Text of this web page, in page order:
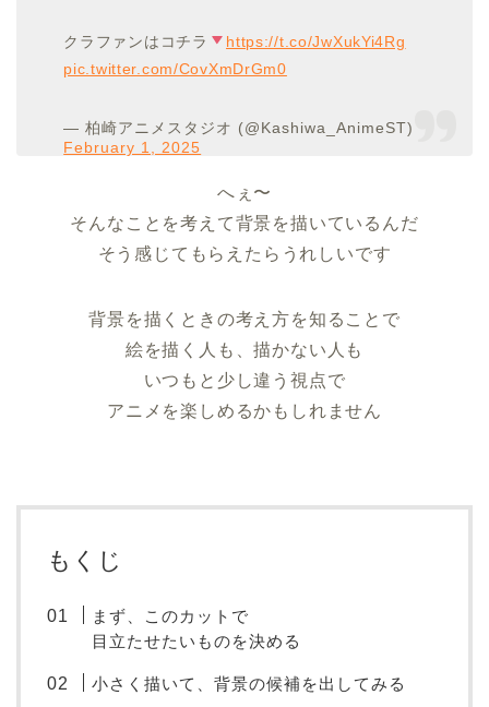
クラファンはコチラ
https://t.co/JwXukYi4Rg
pic.twitter.com/CovXmDrGm0
— 柏崎アニメスタジオ (@Kashiwa_AnimeST)
February 1, 2025
へぇ〜
そんなことを考えて背景を描いているんだ
そう感じてもらえたらうれしいです
背景を描くときの考え方を知ることで
絵を描く人も、描かない人も
いつもと少し違う視点で
アニメを楽しめるかもしれません
もくじ
まず、このカットで
目立たせたいものを決める
小さく描いて、背景の候補を出してみる